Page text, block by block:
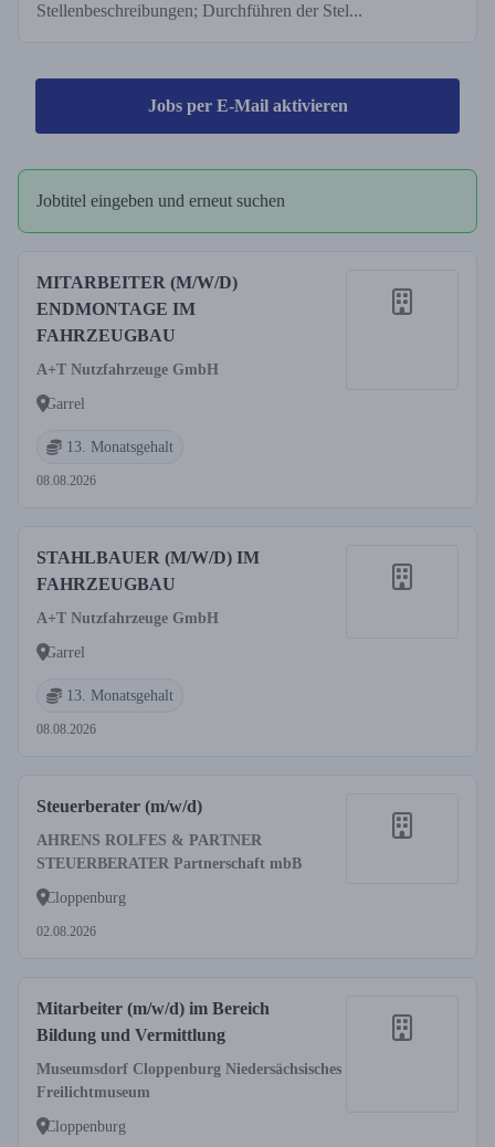
Stellenbeschreibungen; Durchführen der Stel...
Jobs per E-Mail aktivieren
Jobtitel eingeben und erneut suchen
MITARBEITER (M/W/D)
ENDMONTAGE IM
FAHRZEUGBAU
A+T Nutzfahrzeuge GmbH
Garrel
13. Monatsgehalt
08.08.2026
STAHLBAUER (M/W/D) IM
FAHRZEUGBAU
A+T Nutzfahrzeuge GmbH
Garrel
13. Monatsgehalt
08.08.2026
Steuerberater (m/w/d)
AHRENS ROLFES & PARTNER
STEUERBERATER Partnerschaft mbB
Cloppenburg
02.08.2026
Mitarbeiter (m/w/d) im Bereich
Bildung und Vermittlung
Museumsdorf Cloppenburg Niedersächsisches
Freilichtmuseum
Cloppenburg